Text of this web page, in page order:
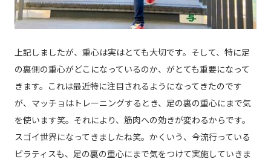
上記しましたが、重心は実はとても大切です。そして、特に足
の裏側の重心がどこになっているのか、がとても重要になって
きます。これは最近特に注目されるようになってきたのです
が、マッチョはトレーニングするとき、足の裏の重心にまで気
を使います笑。それにより、筋肉への効きが変わるからです。
スゴイ世界になってきましたね笑。かくいう、今流行っている
ピラティスも、足の裏の重心にまで気をつけて実施していきま